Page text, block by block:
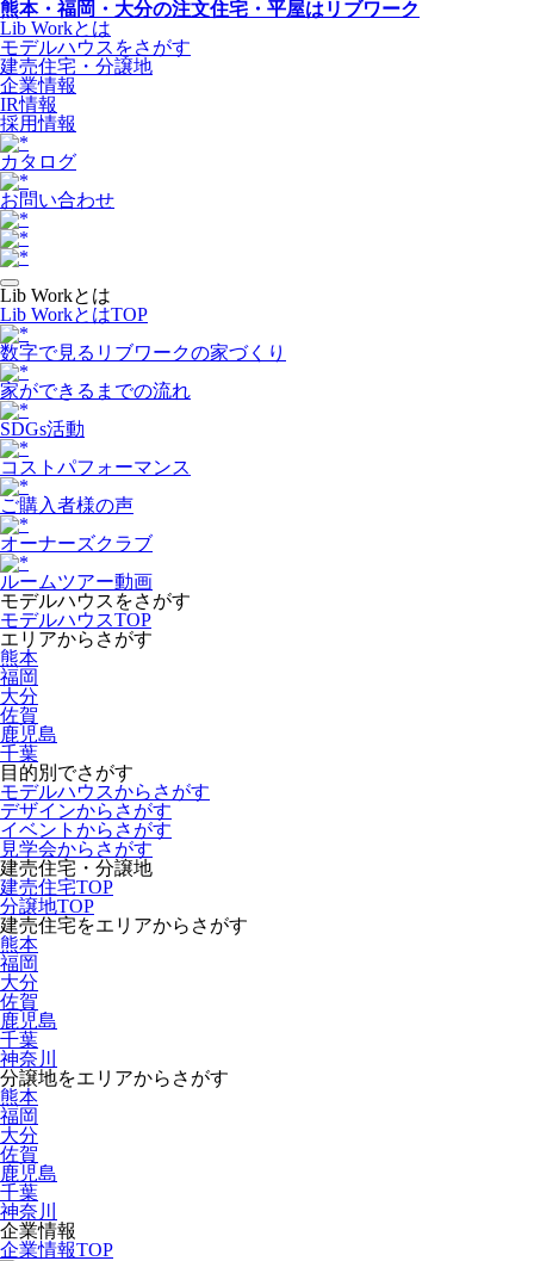
熊本・福岡・大分の注文住宅・平屋はリブワーク
Lib Workとは
モデルハウスをさがす
建売住宅・分譲地
企業情報
IR情報
採用情報
カタログ
お問い合わせ
Lib Workとは
Lib WorkとはTOP
数字で⾒るリブワークの家づくり
家ができるまでの流れ
SDGs活動
コストパフォーマンス
ご購入者様の声
オーナーズクラブ
ルームツアー動画
モデルハウスをさがす
モデルハウスTOP
エリアからさがす
熊本
福岡
大分
佐賀
鹿児島
千葉
目的別でさがす
モデルハウスからさがす
デザインからさがす
イベントからさがす
見学会からさがす
建売住宅・分譲地
建売住宅TOP
分譲地TOP
建売住宅をエリアからさがす
熊本
福岡
大分
佐賀
鹿児島
千葉
神奈川
分譲地をエリアからさがす
熊本
福岡
大分
佐賀
鹿児島
千葉
神奈川
企業情報
企業情報TOP